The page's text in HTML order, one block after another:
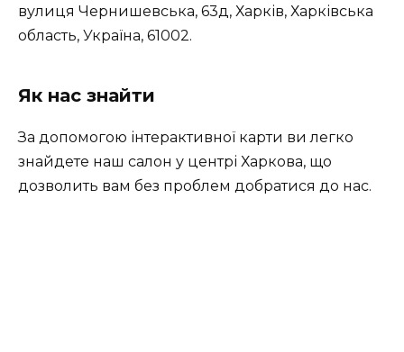
вулиця Чернишевська, 63д, Харків, Харківська
область, Україна, 61002.
Як нас знайти
За допомогою інтерактивної карти ви легко
знайдете наш салон у центрі Харкова, що
дозволить вам без проблем добратися до нас.